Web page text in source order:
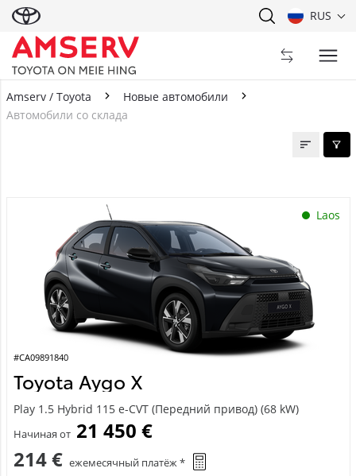
RUS
Amserv / Toyota
Новые автомобили
Автомобили со склада
Laos
#CA09891840
Toyota Aygo X
Play 1.5 Hybrid 115 e-CVT (Передний привод) (68 kW)
Начиная от 21 450 €
214 € ежемесячный платёж *